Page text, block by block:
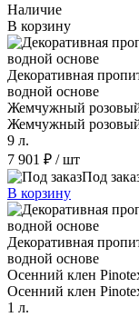
Наличие
В корзину
Декоративная
водной основе
Жемчужный
Жемчужный
9 л.
7 901 ₽ / шт
Под
В корзину
Декоративная
водной основе
Осенний клен
Осенний клен
1 л.